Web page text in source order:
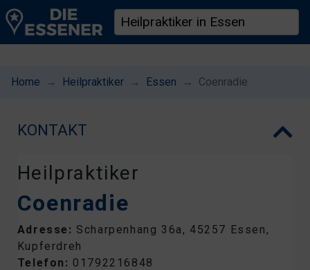
Home Heilpraktiker Essen Coenradie
KONTAKT
Heilpraktiker
Coenradie
Adresse: Scharpenhang 36a, 45257 Essen,
Kupferdreh
Telefon: 01792216848